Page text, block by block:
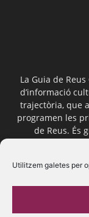
Utilitzem galetes per
La Guia de
d’informació
trajectòria, que
programen les
de Reus. És